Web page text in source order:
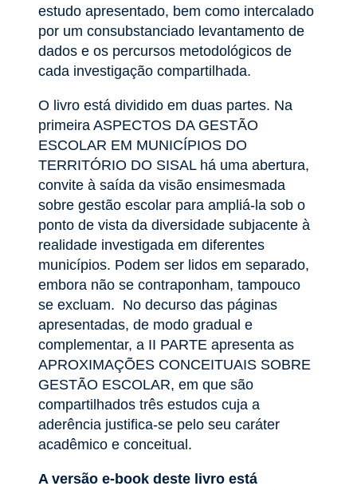
estudo apresentado, bem como intercalado
por um consubstanciado levantamento de
dados e os percursos metodológicos de
cada investigação compartilhada.
O livro está dividido em duas partes. Na
primeira ASPECTOS DA GESTÃO
ESCOLAR EM MUNICÍPIOS DO
TERRITÓRIO DO SISAL há uma abertura,
convite à saída da visão ensimesmada
sobre gestão escolar para ampliá-la sob o
ponto de vista da diversidade subjacente à
realidade investigada em diferentes
municípios. Podem ser lidos em separado,
embora não se contraponham, tampouco
se excluam. No decurso das páginas
apresentadas, de modo gradual e
complementar, a II PARTE apresenta as
APROXIMAÇÕES CONCEITUAIS SOBRE
GESTÃO ESCOLAR, em que são
compartilhados três estudos cuja a
aderência justifica-se pelo seu caráter
acadêmico e conceitual.
A versão e-book deste livro está